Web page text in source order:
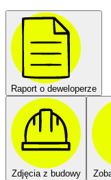
Raport o deweloperze
Zdjęcia z budowy